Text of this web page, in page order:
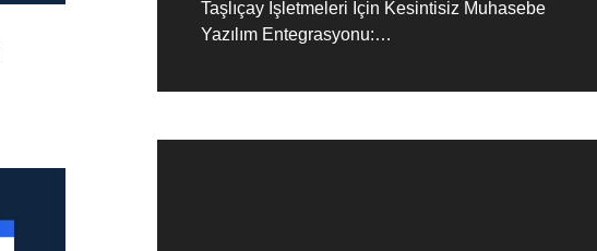
Taşlıçay İşletmeleri İçin Kesintisiz Muhasebe
Yazılım Entegrasyonu:…